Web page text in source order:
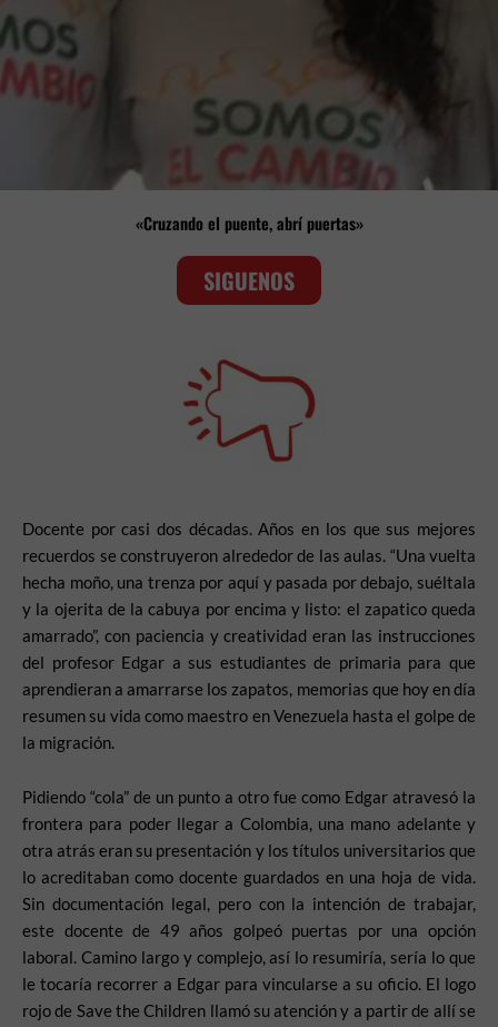
«Cruzando el puente, abrí puertas»
SIGUENOS
Docente por casi dos décadas. Años en los que sus mejores
recuerdos se construyeron alrededor de las aulas. “Una vuelta
hecha moño, una trenza por aquí y pasada por debajo, suéltala
y la ojerita de la cabuya por encima y listo: el zapatico queda
amarrado”, con paciencia y creatividad eran las instrucciones
del profesor Edgar a sus estudiantes de primaria para que
aprendieran a amarrarse los zapatos, memorias que hoy en día
resumen su vida como maestro en Venezuela hasta el golpe de
la migración.
Pidiendo “cola” de un punto a otro fue como Edgar atravesó la
frontera para poder llegar a Colombia, una mano adelante y
otra atrás eran su presentación y los títulos universitarios que
lo acreditaban como docente guardados en una hoja de vida.
Sin documentación legal, pero con la intención de trabajar,
este docente de 49 años golpeó puertas por una opción
laboral. Camino largo y complejo, así lo resumiría, sería lo que
le tocaría recorrer a Edgar para vincularse a su oficio. El logo
rojo de Save the Children llamó su atención y a partir de allí se